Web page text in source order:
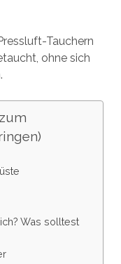
Tauchern
ohne sich
Was solltest